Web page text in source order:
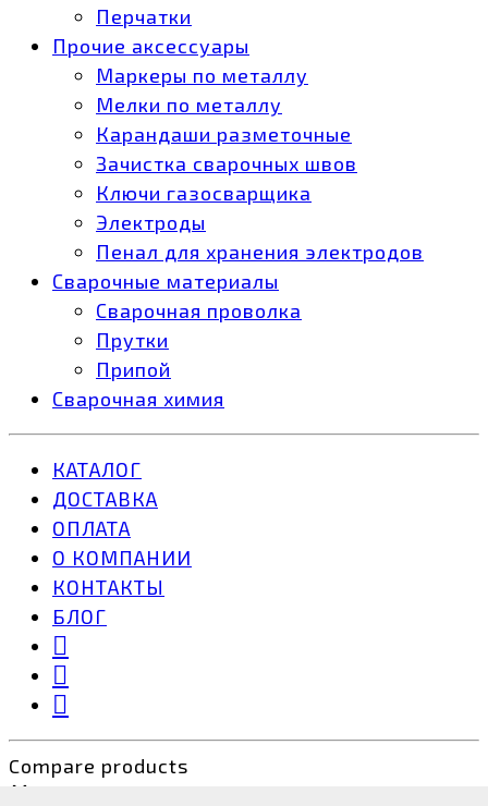
Перчатки
Прочие аксессуары
Маркеры по металлу
Мелки по металлу
Карандаши разметочные
Зачистка сварочных швов
Ключи газосварщика
Электроды
Пенал для хранения электродов
Сварочные материалы
Сварочная проволка
Прутки
Припой
Сварочная химия
КАТАЛОГ
ДОСТАВКА
ОПЛАТА
О КОМПАНИИ
КОНТАКТЫ
БЛОГ
Compare products